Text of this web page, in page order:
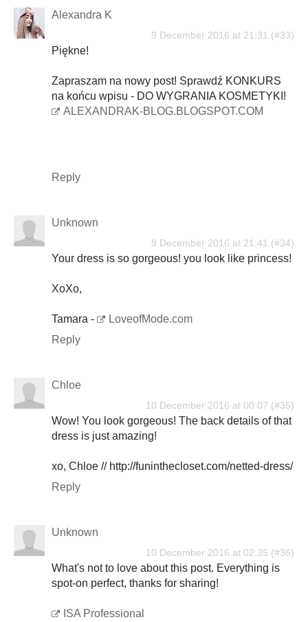
Alexandra K
9 December 2016 at 21:31
Piękne!
Zapraszam na nowy post! Sprawdź KONKURS
na końcu wpisu - DO WYGRANIA KOSMETYKI!
ALEXANDRAK-BLOG.BLOGSPOT.COM
Reply
Unknown
9 December 2016 at 21:41
Your dress is so gorgeous! you look like princess!
XoXo,
Tamara -
LoveofMode.com
Reply
Chloe
10 December 2016 at 00:07
Wow! You look gorgeous! The back details of that
dress is just amazing!
xo, Chloe // http://funinthecloset.com/netted-dress/
Reply
Unknown
10 December 2016 at 02:35
What's not to love about this post. Everything is
spot-on perfect, thanks for sharing!
ISA Professional